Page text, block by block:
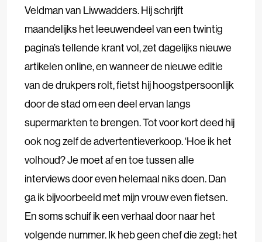
Veldman van Liwwadders. Hij schrijft
maandelijks het leeuwendeel van een twintig
pagina’s tellende krant vol, zet dagelijks nieuwe
artikelen online, en wanneer de nieuwe editie
van de drukpers rolt, fietst hij hoogstpersoonlijk
door de stad om een deel ervan langs
supermarkten te brengen. Tot voor kort deed hij
ook nog zelf de advertentieverkoop.‘Hoe ik het
volhoud? Je moet af en toe tussen alle
interviews door even helemaal niks doen. Dan
ga ik bijvoorbeeld met mijn vrouw even fietsen.
En soms schuif ik een verhaal door naar het
volgende nummer. Ik heb geen chef die zegt: het